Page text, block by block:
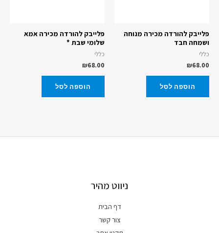
פלייבק להורדה מכירה מנוחה
ושמחה חבד
כללי
₪68.00
הוספה לסל
פלייבק להורדה מכירה אמא
שלומי שבת *
כללי
₪68.00
הוספה לסל
ניווט מהיר
דף הבית
צור קשר